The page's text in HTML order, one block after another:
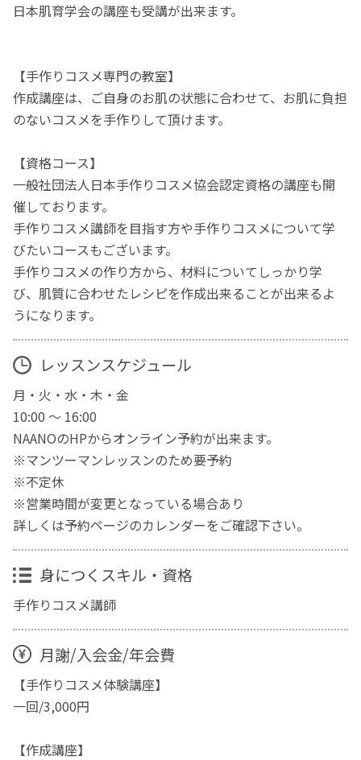
日本肌育学会の講座も受講が出来ます。
【手作りコスメ専門の教室】
作成講座は、ご自身のお肌の状態に合わせて、お肌に負担
のないコスメを手作りして頂けます。
【資格コース】
一般社団法人日本手作りコスメ協会認定資格の講座も開
催しております。
手作りコスメ講師を目指す方や手作りコスメについて学
びたいコースもございます。
手作りコスメの作り方から、材料についてしっかり学
び、肌質に合わせたレシピを作成出来ることが出来るよ
うになります。
レッスンスケジュール
月・火・水・木・金
10:00 ～ 16:00
NAANOのHPからオンライン予約が出来ます。
※マンツーマンレッスンのため要予約
※不定休
※営業時間が変更となっている場合あり
詳しくは予約ページのカレンダーをご確認下さい。
身につくスキル・資格
手作りコスメ講師
月謝/入会金/年会費
【手作りコスメ体験講座】
一回/3,000円
【作成講座】